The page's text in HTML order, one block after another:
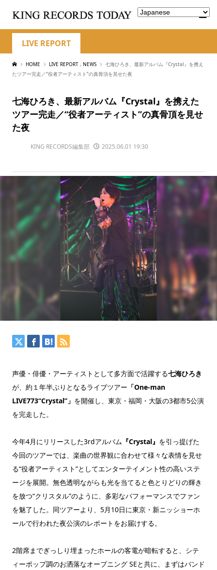
LIVE REPORT
HOME LIVE REPORT , NEWS
七海ひろき、最新アルバム『Crystal』を携え
たツアー完走／“役者アーティスト”の真骨頂を見せた夜
七海ひろき、最新アルバム『Crystal』を携えた
ツアー完走／“役者アーティスト”の真骨頂を見せ
た夜
KING RECORDS編集部 2025.06.01 19:30
声優・俳優・アーティストとして多方面で活躍する七海ひろき
が、約１年半ぶりとなるライブツアー 「One-man
LIVE773“Crystal”」 を開催し、東京・福岡・大阪の3都市5公演
を完走した。
今年4月にリリースした3rdアルバム 『Crystal』 を引っ提げた
今回のツアーでは、楽曲の世界観に合わせて様々な表情を見せ
る“役者アーティスト”としてエンターテイメント性の高いステ
ージを展開。無色透明ながらも光を当てると色とりどりの輝き
を放つ“クリスタル”のように、多彩なパフォーマンスでファン
を魅了した。同ツアーより、5月10日に東京・新ニッショーホ
ールで行われた夜公演のレポートをお届けする。
2階席までぎっしり埋まったホールの客電が暗転すると、シテ
ィーポップ調のお洒落なオープニング SEと共に、まずはバンド